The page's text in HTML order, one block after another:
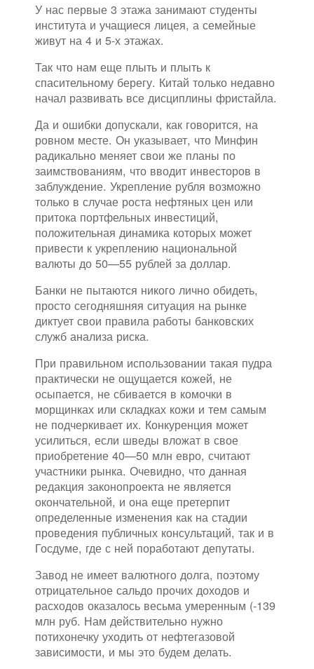
У нас первые 3 этажа занимают студенты
института и учащиеся лицея, а семейные
живут на 4 и 5-х этажах.
Так что нам еще плыть и плыть к
спасительному берегу. Китай только недавно
начал развивать все дисциплины фристайла.
Да и ошибки допускали, как говорится, на
ровном месте. Он указывает, что Минфин
радикально меняет свои же планы по
заимствованиям, что вводит инвесторов в
заблуждение. Укрепление рубля возможно
только в случае роста нефтяных цен или
притока портфельных инвестиций,
положительная динамика которых может
привести к укреплению национальной
валюты до 50—55 рублей за доллар.
Банки не пытаются никого лично обидеть,
просто сегодняшняя ситуация на рынке
диктует свои правила работы банковских
служб анализа риска.
При правильном использовании такая пудра
практически не ощущается кожей, не
осыпается, не сбивается в комочки в
морщинках или складках кожи и тем самым
не подчеркивает их. Конкуренция может
усилиться, если шведы вложат в свое
приобретение 40—50 млн евро, считают
участники рынка. Очевидно, что данная
редакция законопроекта не является
окончательной, и она еще претерпит
определенные изменения как на стадии
проведения публичных консультаций, так и в
Госдуме, где с ней поработают депутаты.
Завод не имеет валютного долга, поэтому
отрицательное сальдо прочих доходов и
расходов оказалось весьма умеренным (-139
млн руб. Нам действительно нужно
потихонечку уходить от нефтегазовой
зависимости, и мы это будем делать.